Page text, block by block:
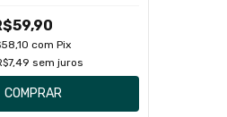
com Pix
sem juros
COMPRAR